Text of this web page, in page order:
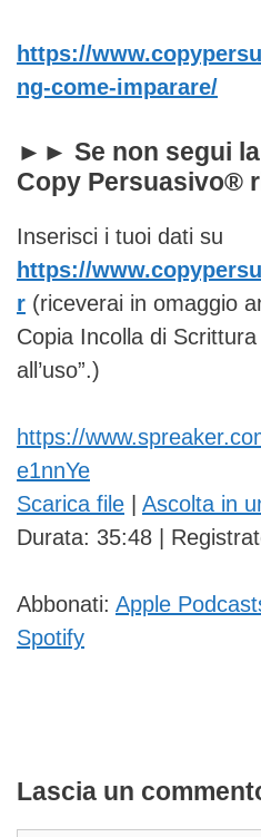
https://
ng-come-imparare/
►► Se non segui
Copy Persuasivo®
Inserisci i tuoi dati su
https://
r (riceverai in omaggio
Copia Incolla di
all’uso”.)
https://
e1nnYe
Scarica file | Ascolta in
Durata: 35:48 |
Abbonati: Apple
Spotify
Lascia un